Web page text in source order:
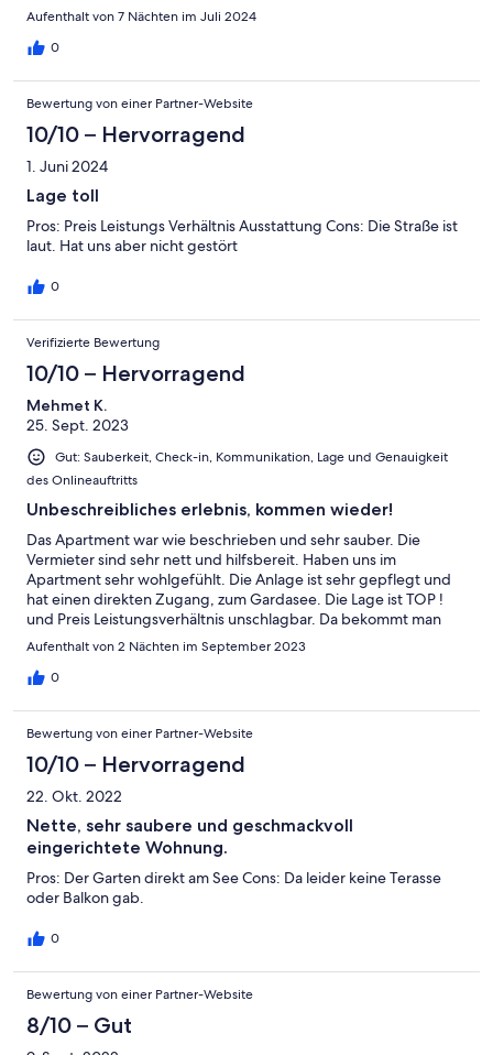
Aufenthalt von 7 Nächten im Juli 2024
0
Bewertung von einer Partner-Website
10/10 – Hervorragend
1. Juni 2024
Lage toll
Pros: Preis Leistungs Verhältnis Ausstattung Cons: Die Straße ist
laut. Hat uns aber nicht gestört
0
Verifizierte Bewertung
10/10 – Hervorragend
Mehmet K.
25. Sept. 2023
Gut: Sauberkeit, Check-in, Kommunikation, Lage und Genauigkeit
des Onlineauftritts
Unbeschreibliches erlebnis, kommen wieder!
Das Apartment war wie beschrieben und sehr sauber. Die
Vermieter sind sehr nett und hilfsbereit. Haben uns im
Apartment sehr wohlgefühlt. Die Anlage ist sehr gepflegt und
hat einen direkten Zugang, zum Gardasee. Die Lage ist TOP !
und Preis Leistungsverhältnis unschlagbar. Da bekommt man
mehr für sein Geld. Wir werden wieder kommen 👍 10 von 10
Aufenthalt von 2 Nächten im September 2023
0
Bewertung von einer Partner-Website
10/10 – Hervorragend
22. Okt. 2022
Nette, sehr saubere und geschmackvoll
eingerichtete Wohnung.
Pros: Der Garten direkt am See Cons: Da leider keine Terasse
oder Balkon gab.
0
Bewertung von einer Partner-Website
8/10 – Gut